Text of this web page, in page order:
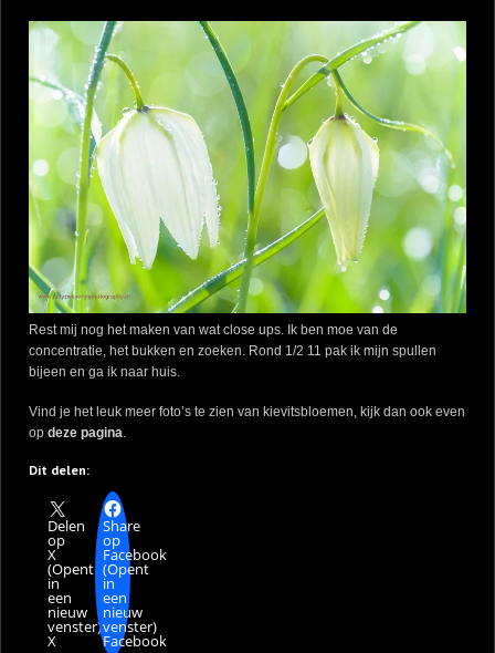
Rest mij nog het maken van wat close ups. Ik ben moe van de
concentratie, het bukken en zoeken. Rond 1/2 11 pak ik mijn spullen
bijeen en ga ik naar huis.
Vind je het leuk meer foto’s te zien van kievitsbloemen, kijk dan ook even
op deze pagina.
Dit delen:
Delen
op
X
(Opent
in
een
nieuw
venster)
X
Share
op
Facebook
(Opent
in
een
nieuw
venster)
Facebook